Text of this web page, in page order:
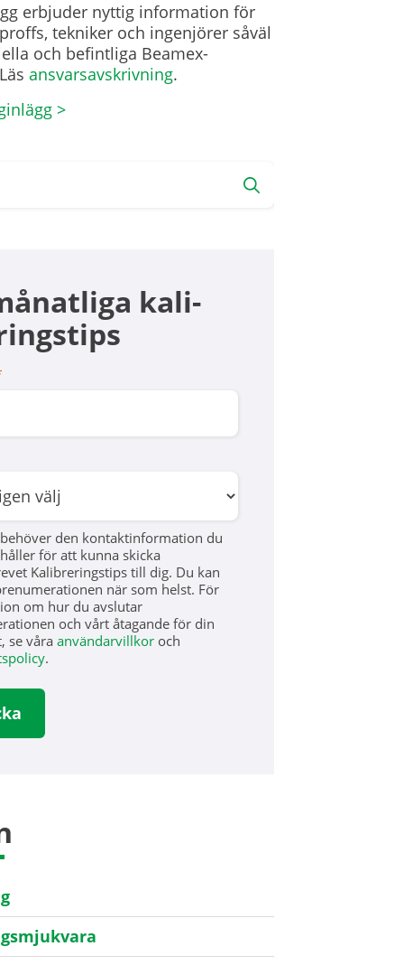
erbjuder nyttig information för
tekniker och ingenjörer såväl
och befintliga Beamex-
ansvarsavskrivning.
>
kali­
den kontaktinformation du
för att kunna skicka
Kalibreringstips till dig. Du kan
när som helst. För
om hur du avslutar
och vårt åtagande för din
se våra användarvillkoroch
.